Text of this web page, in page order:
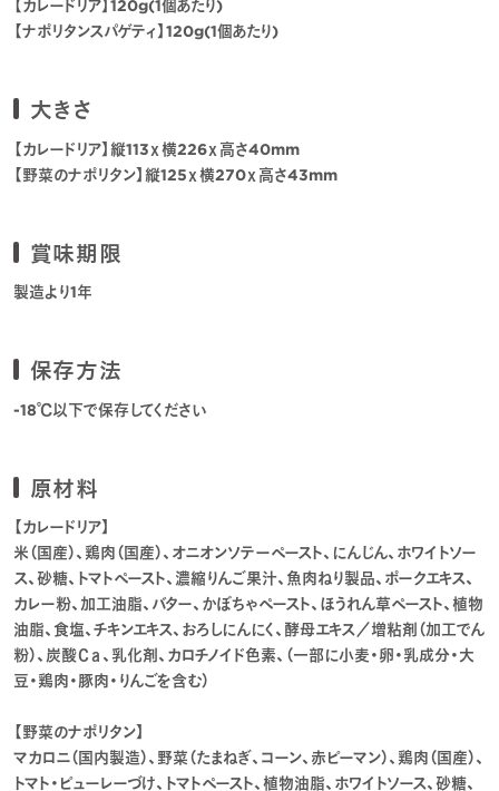
【カレードリア】120g(1個あたり)
【ナポリタンスパゲティ】120g(1個あたり)
大きさ
【カレードリア】縦113ｘ横226ｘ高さ40mm
【野菜のナポリタン】縦125ｘ横270ｘ高さ43mm
賞味期限
製造より1年
保存方法
-18℃以下で保存してください
原材料
【カレードリア】
米（国産）、鶏肉（国産）、オニオンソテーペースト、にんじん、ホワイトソー
ス、砂糖、トマトペースト、濃縮りんご果汁、魚肉ねり製品、ポークエキス、
カレー粉、加工油脂、バター、かぼちゃペースト、ほうれん草ペースト、植物
油脂、食塩、チキンエキス、おろしにんにく、酵母エキス／増粘剤（加工でん
粉）、炭酸Ｃａ、乳化剤、カロチノイド色素、（一部に小麦・卵・乳成分・大
豆・鶏肉・豚肉・りんごを含む）
【野菜のナポリタン】
マカロニ（国内製造）、野菜（たまねぎ、コーン、赤ピーマン）、鶏肉（国産）、
トマト・ピューレーづけ、トマトペースト、植物油脂、ホワイトソース、砂糖、